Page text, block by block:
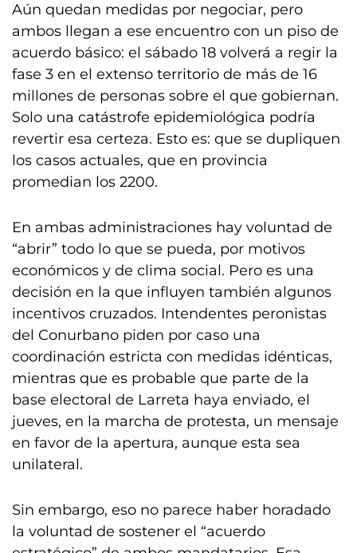
Aún quedan medidas por negociar, pero
ambos llegan a ese encuentro con un piso de
acuerdo básico: el sábado 18 volverá a regir la
fase 3 en el extenso territorio de más de 16
millones de personas sobre el que gobiernan.
Solo una catástrofe epidemiológica podría
revertir esa certeza. Esto es: que se dupliquen
los casos actuales, que en provincia
promedian los 2200.
En ambas administraciones hay voluntad de
“abrir” todo lo que se pueda, por motivos
económicos y de clima social. Pero es una
decisión en la que influyen también algunos
incentivos cruzados. Intendentes peronistas
del Conurbano piden por caso una
coordinación estricta con medidas idénticas,
mientras que es probable que parte de la
base electoral de Larreta haya enviado, el
jueves, en la marcha de protesta, un mensaje
en favor de la apertura, aunque esta sea
unilateral.
Sin embargo, eso no parece haber horadado
la voluntad de sostener el “acuerdo